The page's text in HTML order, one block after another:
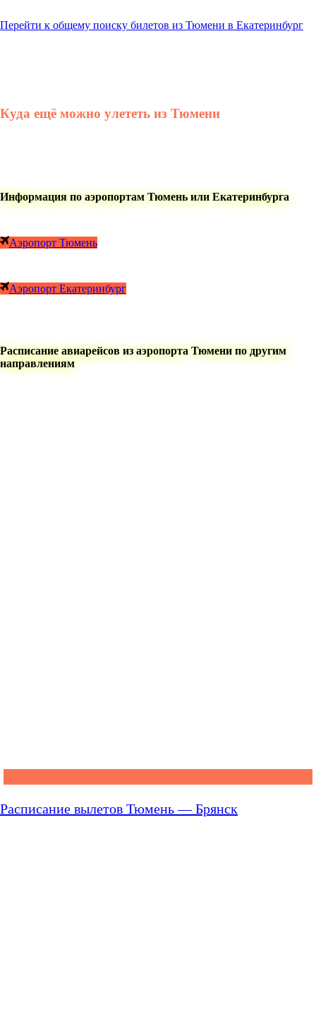
Перейти к общему поиску билетов из Тюмени в Екатеринбург
Куда ещё можно улететь из Тюмени
Информация по аэропортам Тюмень или Екатеринбурга
Аэропорт Тюмень
Аэропорт Екатеринбург
Расписание авиарейсов из аэропорта Тюмени по другим
направлениям
Расписание вылетов Тюмень — Брянск